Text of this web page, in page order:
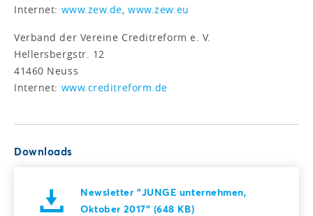
Internet: www.zew.de,www.zew.eu
Verband der Vereine Creditreform e. V.
Hellersbergstr. 12
41460 Neuss
Internet: www.creditreform.de
Downloads
Newsletter "JUNGE unternehmen,
Oktober 2017" (648 KB)